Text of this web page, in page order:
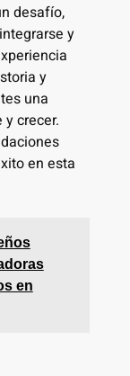
desafío,
y
y
una
crecer.
en esta
en